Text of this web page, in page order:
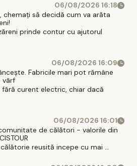
06/08/2026 16:18
chemați să decidă cum va arăta
prinde contur cu ajutorul
06/08/2026 16:09
Fabricile mari pot rămâne
vârf
fără curent electric, chiar dacă
06/08/2026 16:01
de călători - valorile din
reusită incepe cu mai ...